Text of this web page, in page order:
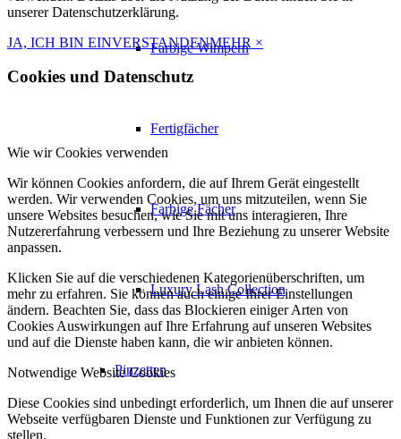
Farbige Wimpern
Fertigfächer
Farbige Fächer
Luxury Lash Collection
Pinzetten
unserer Datenschutzerklärung.
JA, ICH BIN EINVERSTANDENMEHR ×
Cookies und Datenschutz
Wie wir Cookies verwenden
Wir können Cookies anfordern, die auf Ihrem Gerät eingestellt
werden. Wir verwenden Cookies, um uns mitzuteilen, wenn Sie
unsere Websites besuchen, wie Sie mit uns interagieren, Ihre
Nutzererfahrung verbessern und Ihre Beziehung zu unserer Website
anpassen.
Klicken Sie auf die verschiedenen Kategorienüberschriften, um
mehr zu erfahren. Sie können auch einige Ihrer Einstellungen
ändern. Beachten Sie, dass das Blockieren einiger Arten von
Cookies Auswirkungen auf Ihre Erfahrung auf unseren Websites
und auf die Dienste haben kann, die wir anbieten können.
Notwendige Website Cookies
Diese Cookies sind unbedingt erforderlich, um Ihnen die auf unserer
Webseite verfügbaren Dienste und Funktionen zur Verfügung zu
stellen.